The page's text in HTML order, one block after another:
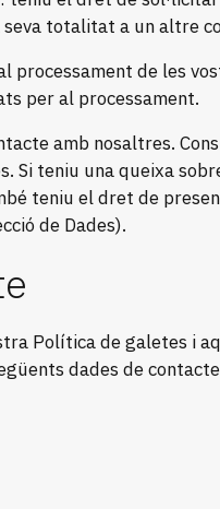
totalitat a un altre
processament de les
per al processament.
amb nosaltres.
Si teniu una queixa
teniu el dret de
de Dades).
Política de galetes i
dades de